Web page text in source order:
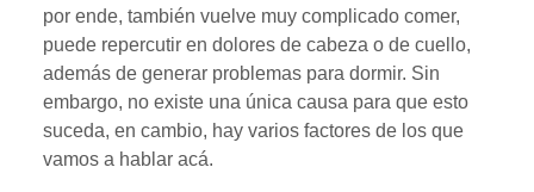
por ende, también vuelve muy complicado comer,
puede repercutir en dolores de cabeza o de cuello,
además de generar problemas para dormir. Sin
embargo, no existe una única causa para que esto
suceda, en cambio, hay varios factores de los que
vamos a hablar acá.